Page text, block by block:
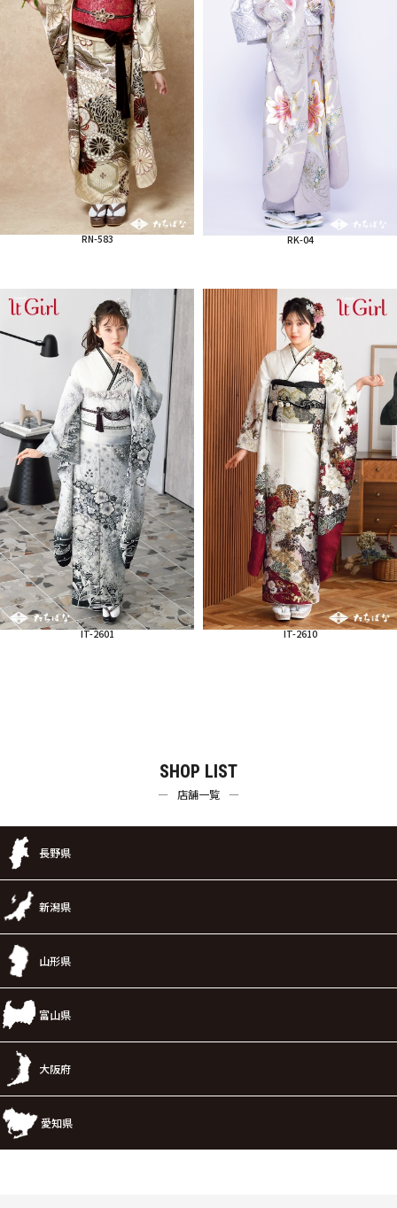
RN-583 RK-04
IT-2601 IT-2610
SHOP LIST
店舗一覧
長野県
新潟県
山形県
富山県
大阪府
愛知県